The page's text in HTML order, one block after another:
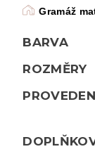
Gramáž
BARVA
ROZMĚRY